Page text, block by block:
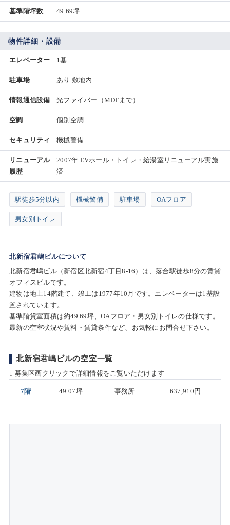
基準階坪数 49.69坪
物件詳細・設備
エレベーター 1基
駐車場 あり 敷地内
情報通信設備 光ファイバー（MDFまで）
空調 個別空調
セキュリティ 機械警備
リニューアル
履歴
2007年 EVホール・トイレ・給湯室リニューアル実施
済
駅徒歩5分以内 機械警備 駐車場 OAフロア
男女別トイレ
北新宿君嶋ビルについて
北新宿君嶋ビル（新宿区北新宿4丁目8-16）は、落合駅徒歩8分の賃貸
オフィスビルです。
建物は地上14階建て、竣工は1977年10月です。エレベーターは1基設
置されています。
基準階貸室面積は約49.69坪、OAフロア・男女別トイレの仕様です。
最新の空室状況や賃料・賃貸条件など、お気軽にお問合せ下さい。
北新宿君嶋ビルの空室一覧
↓ 募集区画クリックで詳細情報をご覧いただけます
7階 49.07坪 事務所 637,910円